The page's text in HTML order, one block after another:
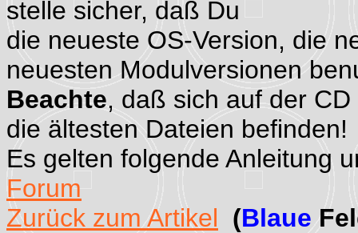
stelle sicher, daß Du
die neueste OS-Version, die
neuesten Modulversionen
Beachte, daß sich auf der
die ältesten Dateien befinden!
Es gelten folgende Anleitung
Forum
Zurück zum Artikel (Blaue